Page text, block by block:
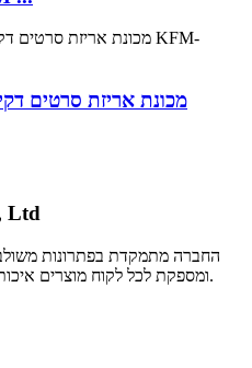
מכונת אריזת סרטים
Ltd
החברה מתמקדת בפתרונות
ומספקת לכל לקוח מוצרים איכותיים משביעים רצון ושירותים יעילים.